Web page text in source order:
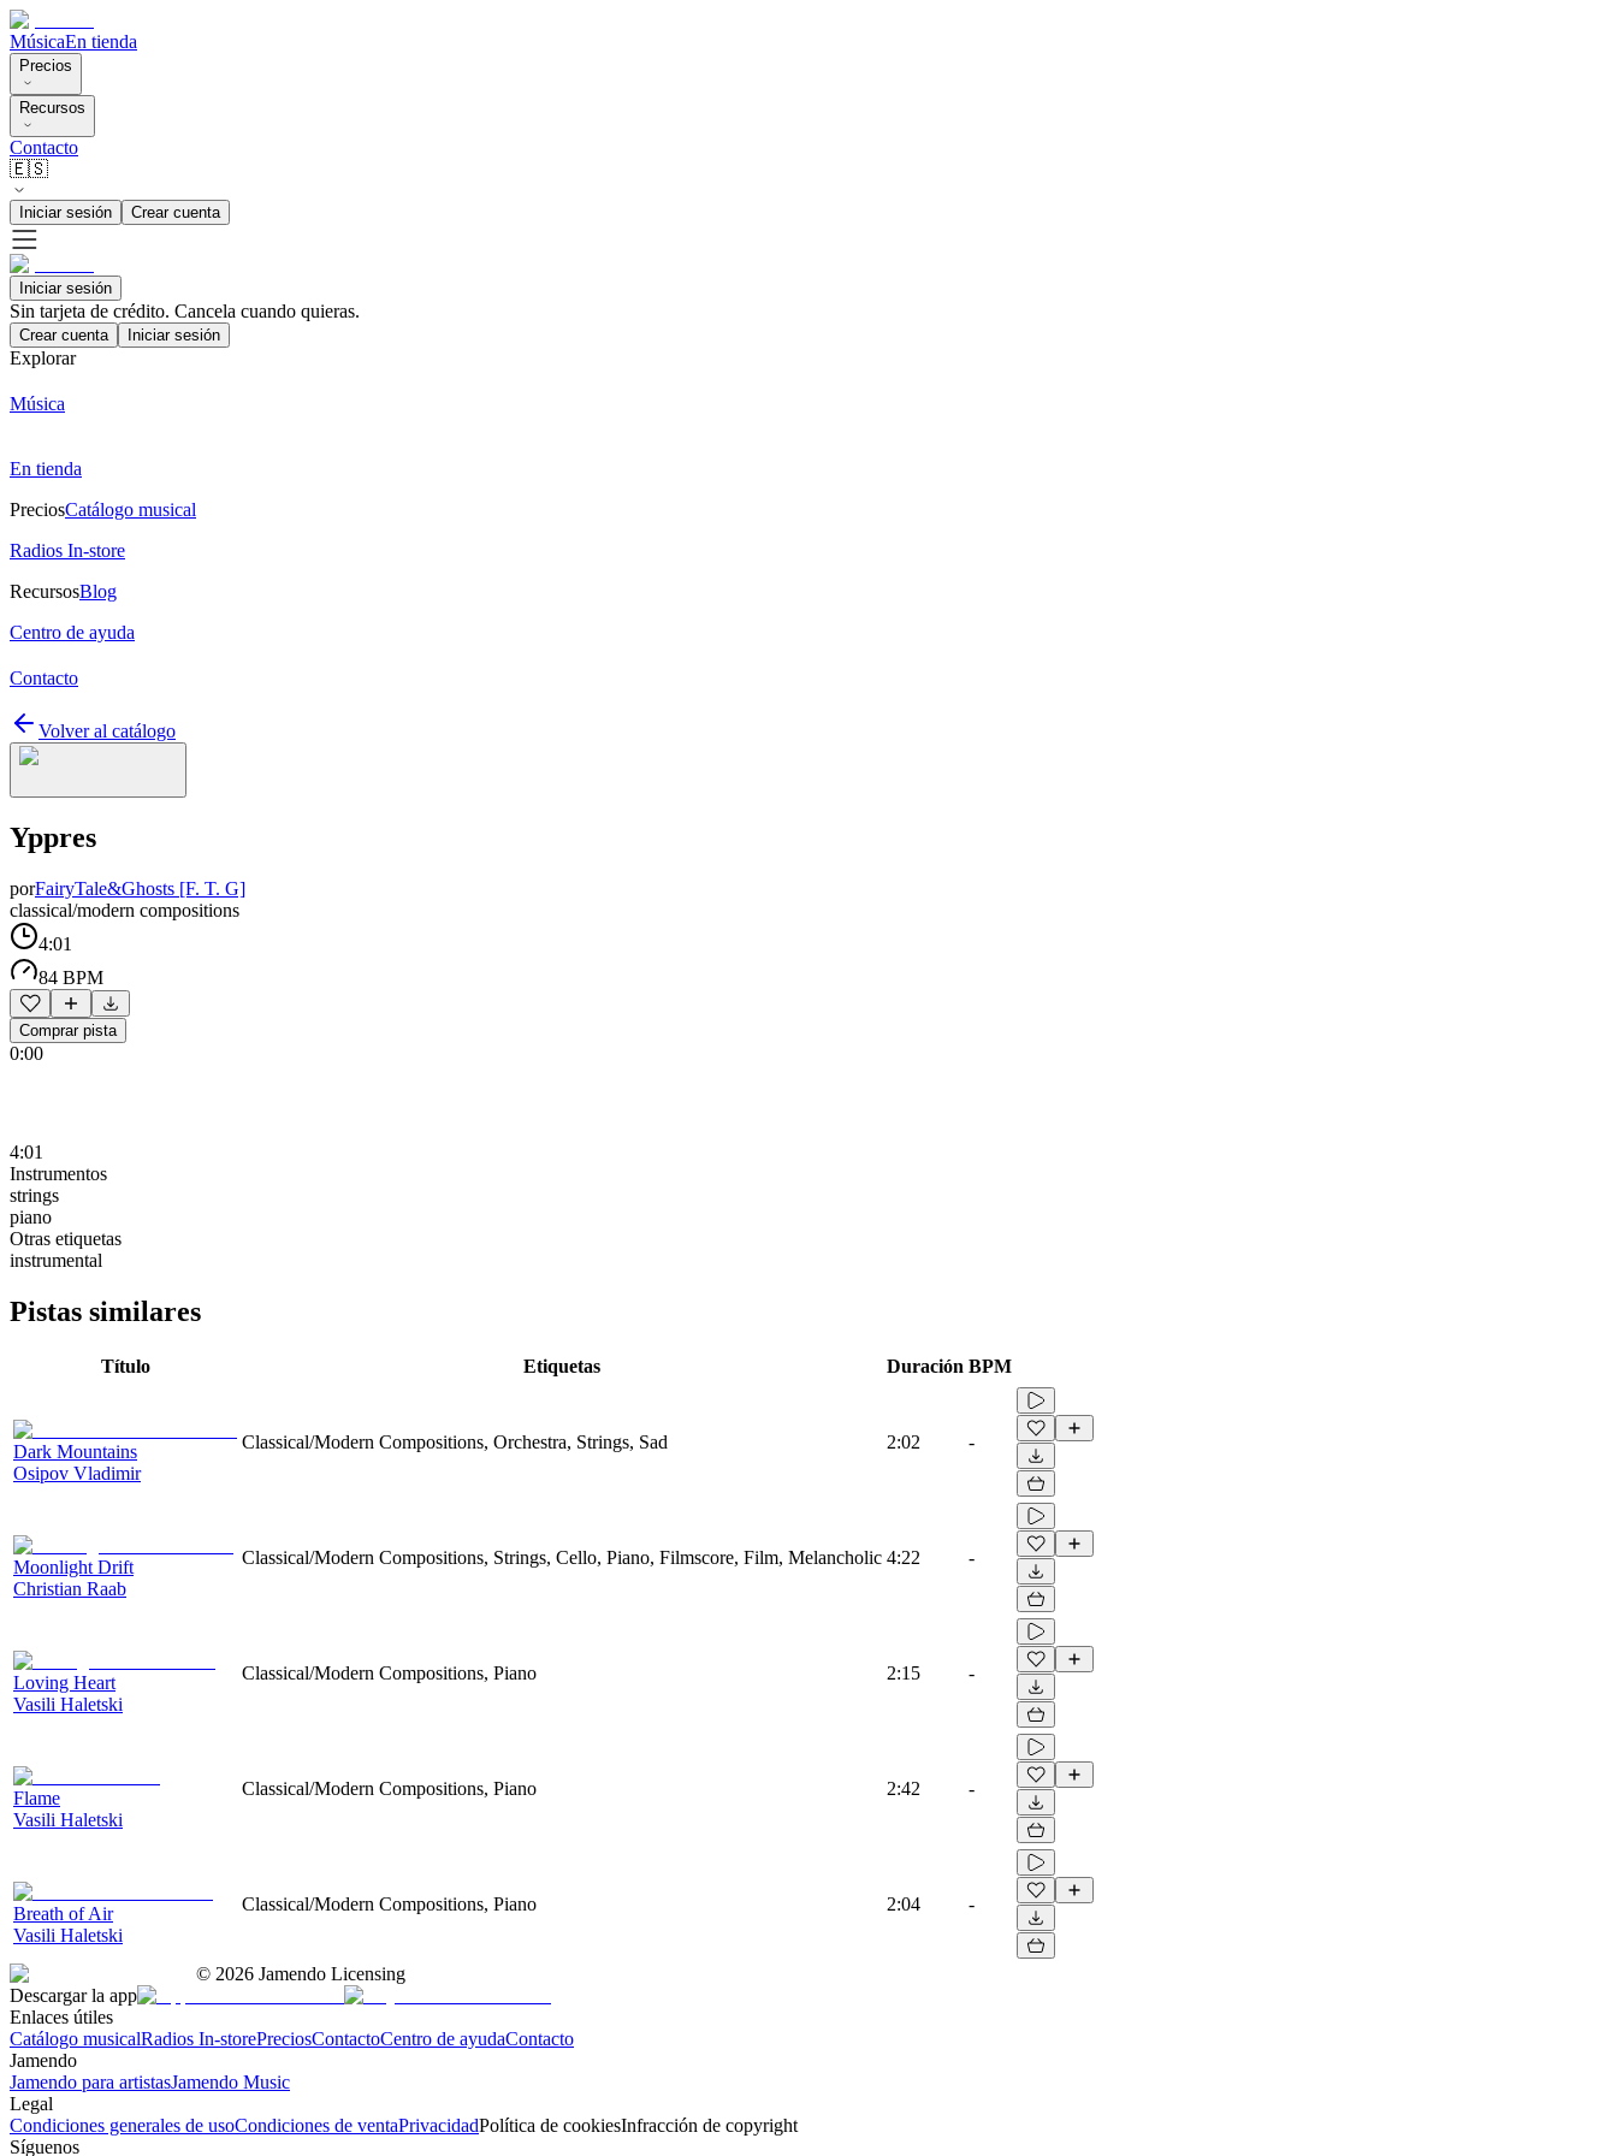
MúsicaEn tienda
Precios
Recursos
Contacto
🇪🇸
Iniciar sesión Crear cuenta
Iniciar sesión
Sin tarjeta de crédito. Cancela cuando quieras.
Crear cuenta Iniciar sesión
Explorar
Música
En tienda
PreciosCatálogo musical
Radios In-store
RecursosBlog
Centro de ayuda
Contacto
Volver al catálogo
Yppres
porFairyTale&Ghosts [F. T. G]
classical/modern compositions
4:01
84 BPM
Comprar pista
0:00
4:01
Instrumentos
strings
piano
Otras etiquetas
instrumental
Pistas similares
Título Etiquetas Duración BPM
Dark Mountains
Osipov Vladimir
Classical/Modern Compositions, Orchestra, Strings, Sad 2:02 -
Moonlight Drift
Christian Raab
Classical/Modern Compositions, Strings, Cello, Piano, Filmscore, Film, Melancholic 4:22 -
Loving Heart
Vasili Haletski
Classical/Modern Compositions, Piano 2:15 -
Flame
Vasili Haletski
Classical/Modern Compositions, Piano 2:42 -
Breath of Air
Vasili Haletski
Classical/Modern Compositions, Piano 2:04 -
© 2026 Jamendo Licensing
Descargar la app
Enlaces útiles
Catálogo musicalRadios In-storePreciosContactoCentro de ayudaContacto
Jamendo
Jamendo para artistasJamendo Music
Legal
Condiciones generales de usoCondiciones de ventaPrivacidadPolítica de cookiesInfracción de copyright
Síguenos